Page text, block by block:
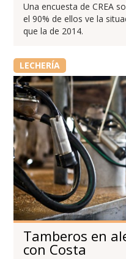
Una encuesta de CREA
el 90% de ellos ve la
que la de 2014.
LECHERÍA
Tamberos en
con Costa